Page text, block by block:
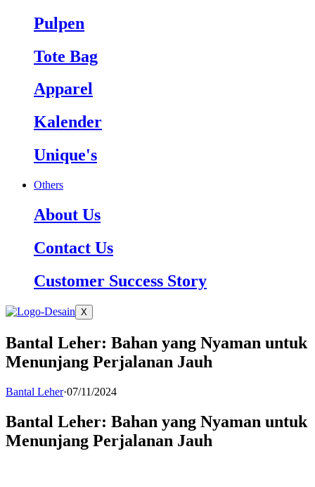
Pulpen
Tote Bag
Apparel
Kalender
Unique's
Others
About Us
Contact Us
Customer Success Story
X
Bantal Leher: Bahan yang Nyaman untuk
Menunjang Perjalanan Jauh
Bantal Leher·07/11/2024
Bantal Leher: Bahan yang Nyaman untuk
Menunjang Perjalanan Jauh